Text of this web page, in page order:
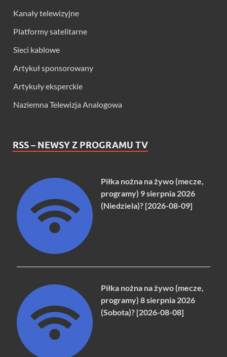
Kanały telewizyjne
Platformy satelitarne
Sieci kablowe
Artykuł sponsorowany
Artykuły eksperckie
Naziemna Telewizja Analogowa
RSS – NEWSY Z PROGRAMU TV
Piłka nożna na żywo (mecze,
programy) 9 sierpnia 2026
(Niedziela)? [2026-08-09]
Piłka nożna na żywo (mecze,
programy) 8 sierpnia 2026
(Sobota)? [2026-08-08]